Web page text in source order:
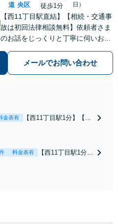
道 央区
徒歩1分
日）
【西11丁目駅直結】【相続・交通事
故は初回法律相談無料】依頼者さま
のお話をじっくりと丁寧に伺いお気
を共に考えていきます。弁護士に相
談するだけでも解決の道筋が見えて
メールでお問い合わせ
金表有
【西11丁目駅1分】【初
相続放棄など、お困り
の際はぜひご相談くだ
料金表有
【西11丁目駅1分】
話を伺い、お気持